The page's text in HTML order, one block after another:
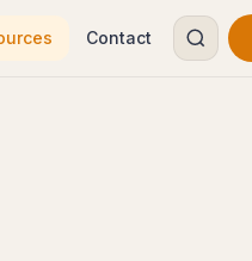
Contact